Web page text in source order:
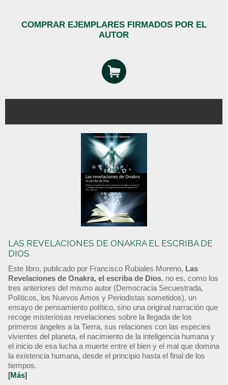
COMPRAR EJEMPLARES FIRMADOS POR EL
AUTOR
LAS REVELACIONES DE ONAKRA EL ESCRIBA DE
DIOS
Este libro, publicado por Francisco Rubiales Moreno, Las
Revelaciones de Onakra, el escriba de Dios, no es, como los
tres anteriores del mismo autor (Democracia Secuestrada,
Políticos, los Nuevos Amos y Periodistas sometidos), un
ensayo de pensamiento político, sino una original narración que
recoge misteriosas revelaciones sobre la llegada de los
primeros ángeles a la Tierra, sus relaciones con las especies
vivientes del planeta, el nacimiento de la inteligencia humana y
el inicio de esa lucha a muerte entre el bien y el mal que domina
la existencia humana, desde el principio hasta el final de los
tiempos.
[Más]